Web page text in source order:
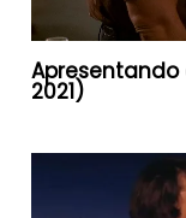
Apresentando
2021)